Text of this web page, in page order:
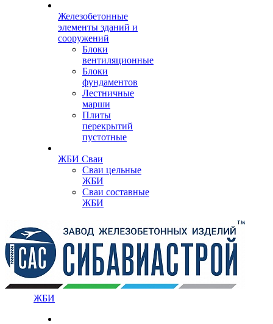
Железобетонные
элементы зданий и
сооружений
Блоки
вентиляционные
Блоки
фундаментов
Лестничные
марши
Плиты
перекрытий
пустотные
ЖБИ Сваи
Сваи цельные
ЖБИ
Сваи составные
ЖБИ
ЖБИ